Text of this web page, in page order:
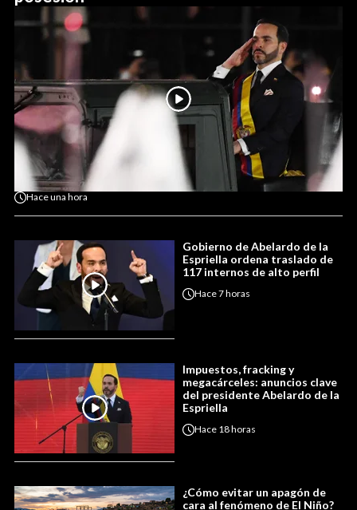
Haceuna hora
Gobierno de Abelardo de la
Espriella ordena traslado de
117 internos de alto perfil
Hace7 horas
Impuestos, fracking y
megacárceles: anuncios clave
del presidente Abelardo de la
Espriella
Hace 18 horas
¿Cómo evitar un apagón de
cara al fenómeno de El Niño?